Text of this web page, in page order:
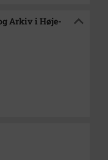
Arkiv i Høje-